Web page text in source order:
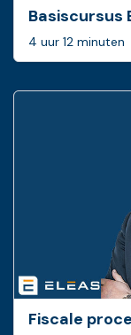
Basiscursus
4 uur 12 minuten
Fiscale